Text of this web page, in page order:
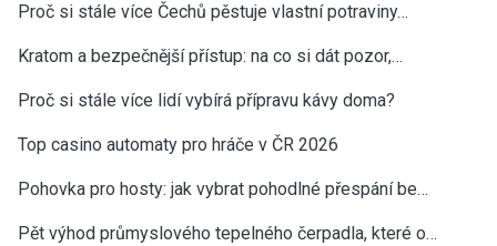
Proč si stále více Čechů pěstuje vlastní potraviny…
Kratom a bezpečnější přístup: na co si dát pozor,…
Proč si stále více lidí vybírá přípravu kávy doma?
Top casino automaty pro hráče v ČR 2026
Pohovka pro hosty: jak vybrat pohodlné přespání be…
Pět výhod průmyslového tepelného čerpadla, které o…